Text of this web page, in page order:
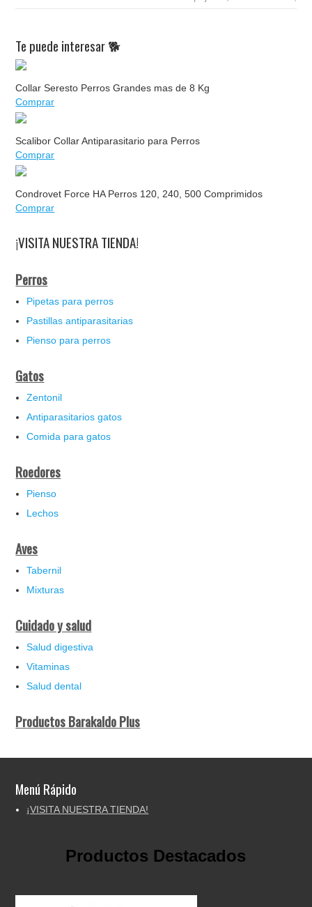
Te puede interesar 🐕
Collar Seresto Perros Grandes mas de 8 Kg
Comprar
Scalibor Collar Antiparasitario para Perros
Comprar
Condrovet Force HA Perros 120, 240, 500 Comprimidos
Comprar
¡VISITA NUESTRA TIENDA!
Perros
Pipetas para perros
Pastillas antiparasitarias
Pienso para perros
Gatos
Zentonil
Antiparasitarios gatos
Comida para gatos
Roedores
Pienso
Lechos
Aves
Tabernil
Mixturas
Cuidado y salud
Salud digestiva
Vitaminas
Salud dental
Productos Barakaldo Plus
Menú Rápido
¡VISITA NUESTRA TIENDA!
Productos Destacados